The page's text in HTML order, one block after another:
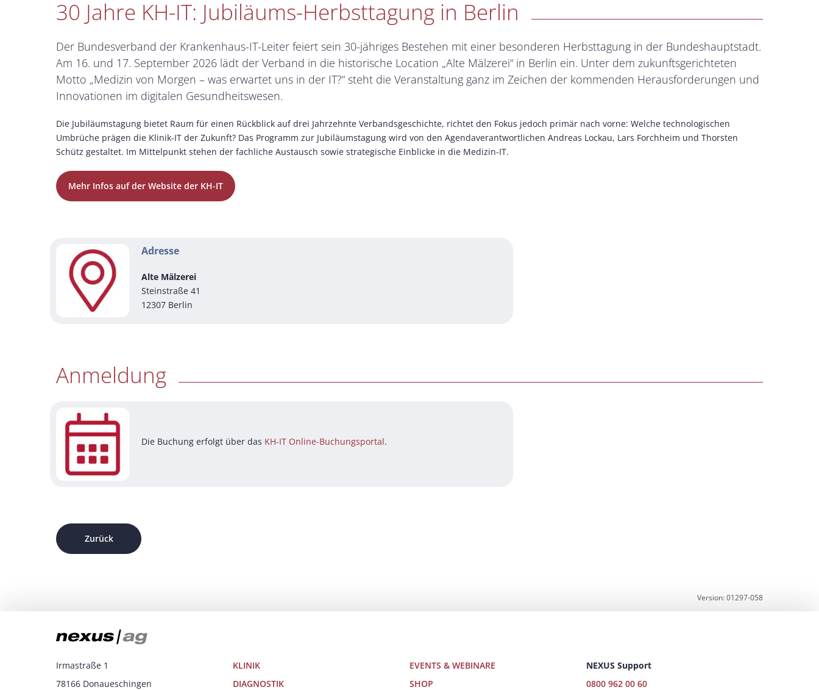
30 Jahre KH-IT: Jubiläums-Herbsttagung in Berlin
Der Bundesverband der Krankenhaus-IT-Leiter feiert sein 30-jähriges Bestehen mit einer besonderen Herbsttagung in der Bundeshauptstadt.
Am 16. und 17. September 2026 lädt der Verband in die historische Location „Alte Mälzerei“ in Berlin ein. Unter dem zukunftsgerichteten
Motto „Medizin von Morgen – was erwartet uns in der IT?“ steht die Veranstaltung ganz im Zeichen der kommenden Herausforderungen und
Innovationen im digitalen Gesundheitswesen.
Die Jubiläumstagung bietet Raum für einen Rückblick auf drei Jahrzehnte Verbandsgeschichte, richtet den Fokus jedoch primär nach vorne: Welche technologischen
Umbrüche prägen die Klinik-IT der Zukunft? Das Programm zur Jubiläumstagung wird von den Agendaverantwortlichen Andreas Lockau, Lars Forchheim und Thorsten
Schütz gestaltet. Im Mittelpunkt stehen der fachliche Austausch sowie strategische Einblicke in die Medizin-IT.
Mehr Infos auf der Website der KH-IT
Adresse
Alte Mälzerei
Steinstraße 41
12307 Berlin
Anmeldung
Die Buchung erfolgt über das KH-IT Online-Buchungsportal.
Zurück
Version: 01297-058
Irmastraße 1
78166 Donaueschingen
KLINIK
DIAGNOSTIK
EVENTS & WEBINARE
SHOP
NEXUS Support
0800 962 00 60